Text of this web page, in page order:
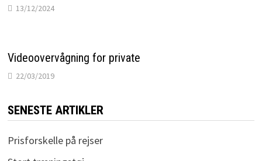
13/12/2024
Videoovervågning for private
22/03/2019
SENESTE ARTIKLER
Prisforskelle på rejser